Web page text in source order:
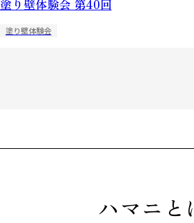
塗り壁体験会 第40回
塗り壁体験会
ハマニと